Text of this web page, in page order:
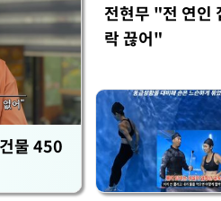
물 450
전현무 "전 연인
락 끊어"